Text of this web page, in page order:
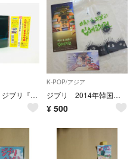
【新品同様】ジブリ『もののけ姫』交響組曲サントラCD／帯付／廃盤／宮崎駿／久石譲
K-POP/アジア
ジブリ 2014年韓国のスタジオジブリ展
¥ 500